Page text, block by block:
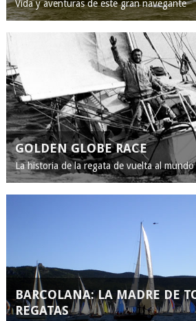
Vida y aventuras de este gran navegante
GOLDEN GLOBE RACE
La historia de la regata de vuelta al mundo
BARCOLANA: LA MADRE DE
REGATAS